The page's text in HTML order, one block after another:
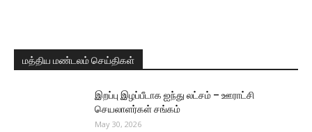
மத்திய மண்டலம் செய்திகள்
இறப்பு இழப்பீடாக ஐந்து லட்சம் – ஊராட்சி
செயலாளர்கள் சங்கம்
May 30, 2026